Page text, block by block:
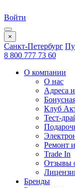
Войти
×
Санкт-Петербург
8 800 777 73 60
О компании
О нас
Адреса
Клуб
Тест-
Ремонт
Trade In
Отзывы
Бренды